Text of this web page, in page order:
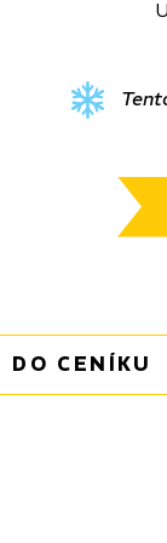
DO CENÍKU